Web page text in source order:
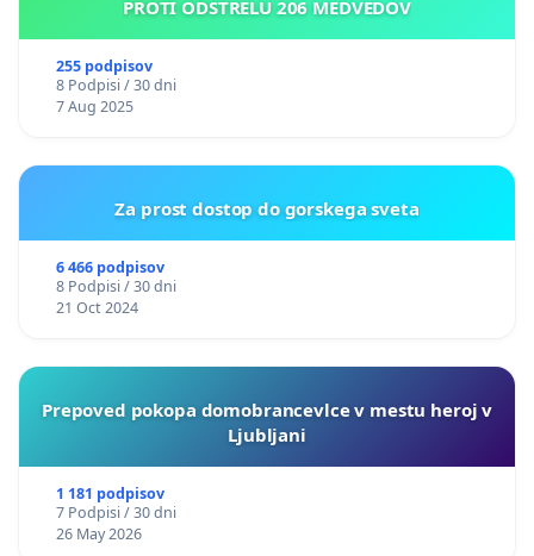
PROTI ODSTRELU 206 MEDVEDOV
255 podpisov
8 Podpisi / 30 dni
7 Aug 2025
Za prost dostop do gorskega sveta
6 466 podpisov
8 Podpisi / 30 dni
21 Oct 2024
Prepoved pokopa domobrancevlce v mestu heroj v
Ljubljani
1 181 podpisov
7 Podpisi / 30 dni
26 May 2026